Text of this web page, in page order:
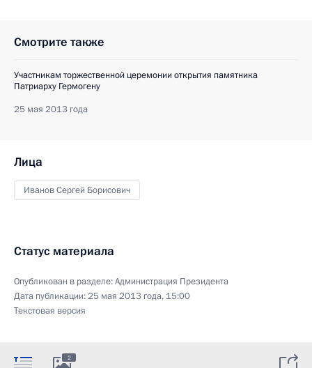
Смотрите также
Участникам торжественной церемонии открытия памятника
Патриарху Гермогену
25 мая 2013 года
Лица
Иванов Сергей Борисович
Статус материала
Опубликован в разделе:Администрация Президента
Дата публикации:25 мая 2013 года, 15:00
Текстовая версия
2